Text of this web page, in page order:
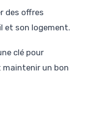
des offres
et son logement.
clé pour
maintenir un bon